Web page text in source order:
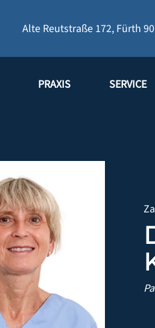
Alte Reutstraße 172, Fürth
PRAXIS SERVICE